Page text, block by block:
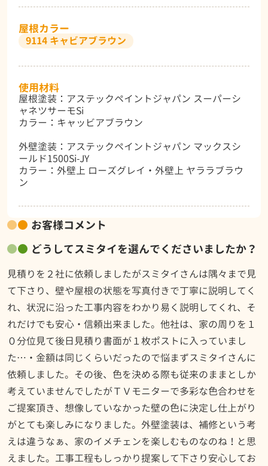
屋根カラー
9114 キャビアブラウン
使用材料
屋根塗装：アステックペイントジャパン スーパーシ
ャネツサーモSi
カラー：キャッビアブラウン
外壁塗装：アステックペイントジャパン マックスシ
ールド1500Si-JY
カラー：外壁上 ローズグレイ・外壁上 ヤララブラウ
ン
お客様コメント
どうしてスミタイを選んでくださいましたか？
見積りを２社に依頼しましたがスミタイさんは隅々まで見
て下さり、壁や屋根の状態を写真付きで丁寧に説明してく
れ、状況に沿った工事内容をわかり易く説明してくれ、そ
れだけでも安心・信頼出来ました。他社は、家の周りを１
０分位見て後日見積り書面が１枚ポストに入っていまし
た…・金額は同じくらいだったので悩まずスミタイさんに
依頼しました。その後、色を決める際も従来のままとしか
考えていませんでしたがＴＶモニターで多彩な色合わせを
ご提案頂き、想像していなかった壁の色に決定し仕上がり
がとても楽しみになりました。外壁塗装は、補修という考
えは違うなぁ、家のイメチェンを楽しむものなのね！と思
えました。工事工程もしっかり提案して下さり安心してお